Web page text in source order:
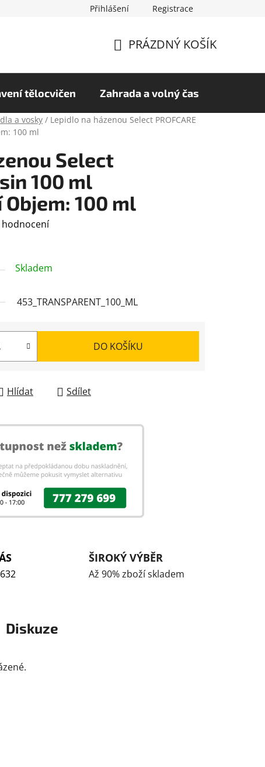
ochrany osobních údajů Hodnocení obchodu
Přihlášení Registrace
KOŠÍK
PRÁZDNÝ KOŠÍK
tělocvičen Zahrada a volný čas
a vosky / Lepidlo na házenou Select PROFCARE
100 ml
Select
100 ml
100 ml
Skladem
453_TRANSPARENT_100_ML
DO KOŠÍKU
Hlídat Sdílet
ŠIROKÝ VÝBĚR
Až 90% zboží skladem
Diskuze